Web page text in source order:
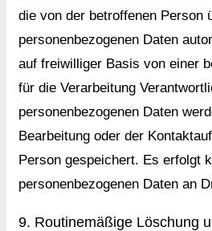
die von der betroffenen Person
personenbezogenen Daten
auf freiwilliger Basis von einer
für die Verarbeitung
personenbezogenen Daten
Bearbeitung oder der
Person gespeichert. Es erfolgt
personenbezogenen Daten an
9. Routinemäßige Löschung